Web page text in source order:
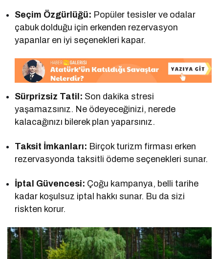
Seçim Özgürlüğü: Popüler tesisler ve odalar
çabuk dolduğu için erkenden rezervasyon
yapanlar en iyi seçenekleri kapar.
Sürprizsiz Tatil: Son dakika stresi
yaşamazsınız. Ne ödeyeceğinizi, nerede
kalacağınızı bilerek plan yaparsınız.
Taksit İmkanları: Birçok turizm firması erken
rezervasyonda taksitli ödeme seçenekleri sunar.
İptal Güvencesi: Çoğu kampanya, belli tarihe
kadar koşulsuz iptal hakkı sunar. Bu da sizi
riskten korur.